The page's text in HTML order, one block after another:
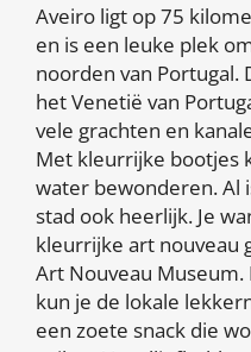
Aveiro ligt op 75
en is een leuke plek
noorden van Portugal.
het Venetië van
vele grachten en
Met kleurrijke bootjes
water bewonderen. Al
stad ook heerlijk. Je
kleurrijke art nouveau
Art Nouveau
kun je de lokale
een zoete snack die